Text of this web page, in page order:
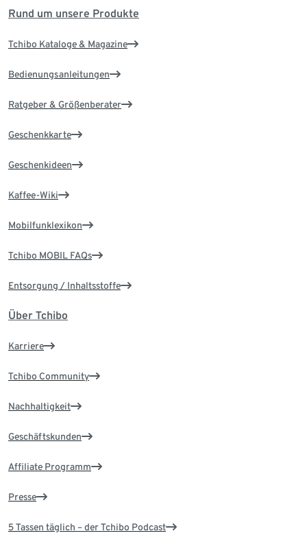
Rund um unsere Produkte
Tchibo Kataloge & Magazine
Bedienungsanleitungen
Ratgeber & Größenberater
Geschenkkarte
Geschenkideen
Kaffee-Wiki
Mobilfunklexikon
Tchibo MOBIL FAQs
Entsorgung / Inhaltsstoffe
Über Tchibo
Karriere
Tchibo Community
Nachhaltigkeit
Geschäftskunden
Affiliate Programm
Presse
5 Tassen täglich – der Tchibo Podcast